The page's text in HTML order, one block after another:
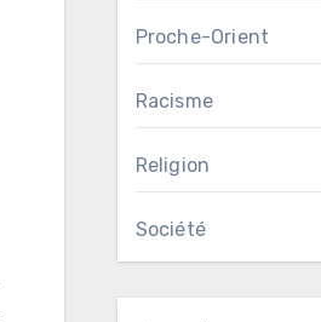
Proche-Orient
Racisme
Religion
Société